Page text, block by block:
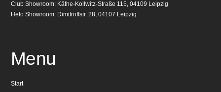
Club Showroom: Käthe-Kollwitz-Straße 115, 04109 Leipzig
Helo Showroom: Dimitroffstr. 28, 04107 Leipzig
Menu
Start